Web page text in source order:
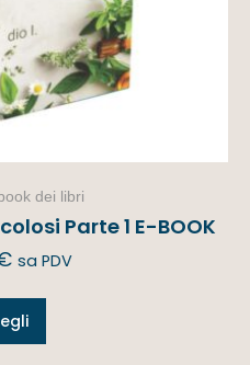
dei libri
Parte 1 E-BOOK
sa PDV